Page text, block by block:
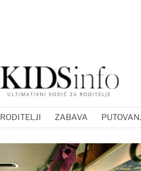
RODITELJI ZABAVA